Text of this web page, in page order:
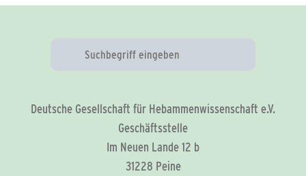
Deutsche Gesellschaft für Hebammenwissenschaft e.V.
Geschäftsstelle
Im Neuen Lande 12 b
31228 Peine